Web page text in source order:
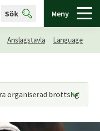
Sök Meny
Anslagstavla Language